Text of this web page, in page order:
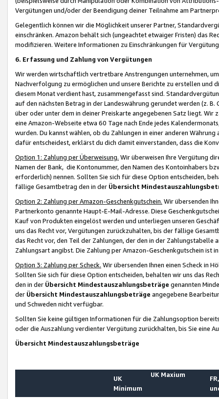
Vergütungen und/oder der Beendigung deiner Teilnahme am
Gelegentlich können wir die Möglichkeit unserer Partner,
einschränken. Amazon behält sich (ungeachtet etwaiger Fristen) das
modifizieren. Weitere Informationen zu Einschränkungen für
6. Erfassung und Zahlung von Vergütungen
Wir werden wirtschaftlich vertretbare Anstrengungen unternehmen,
Nachverfolgung zu ermöglichen und unsere Berichte zu erstellen und
diesem Monat verdient hast, zusammengefasst sind.
auf den nächsten Betrag in der Landeswährung gerundet werden (z.
über oder unter dem in deiner Preiskarte angegebenen Satz liegt.
eine Amazon-Webseite etwa 60 Tage nach Ende jedes
wurden. Du kannst wählen, ob du Zahlungen in einer anderen
dafür entscheidest, erklärst du dich damit einverstanden, dass die
Option 1: Zahlung per Überweisung. Wir überweisen Ihre Vergütung
Namen der Bank, die Kontonummer, den Namen des Kontoinhabers
erforderlich) nennen. Sollten Sie sich für diese Option entscheiden,
fällige Gesamtbetrag den in der Übersicht
Option 2: Zahlung per Amazon-Geschenkgutschein. Wir übersenden
Partnerkonto genannte Haupt-E-Mail-Adresse. Diese
Kauf von Produkten eingelöst werden und unterliegen unseren
uns das Recht vor, Vergütungen zurückzuhalten, bis der fällige
das Recht vor, den Teil der Zahlungen, der den in der
Zahlungsart angibst. Die Zahlung per Amazon-Geschenkgutschein ist
Option 3: Zahlung per Scheck. Wir übersenden Ihnen einen Scheck in
Sollten Sie sich für diese Option entscheiden, behalten wir uns das
den in der Übersicht Mindestauszahlungsbeträge genannten
der Übersicht Mindestauszahlungsbeträge angegebene
und Schweden nicht verfügbar.
Sollten Sie keine gültigen Informationen für die Zahlungsoption
oder die Auszahlung verdienter Vergütung zurückhalten, bis Sie
Übersicht Mindestauszahlungsbeträge
UK
Minimum
UK Maxium